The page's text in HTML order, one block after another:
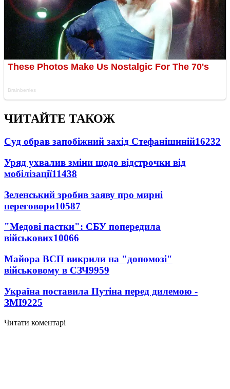
ЧИТАЙТЕ ТАКОЖ
Суд обрав запобіжний захід Стефанішиній16232
Уряд ухвалив зміни щодо відстрочки від
мобілізації11438
Зеленський зробив заяву про мирні
переговори10587
"Медові пастки": СБУ попередила
військових10066
Майора ВСП викрили на "допомозі"
військовому в СЗЧ9959
Україна поставила Путіна перед дилемою -
ЗМІ9225
Читати коментарі